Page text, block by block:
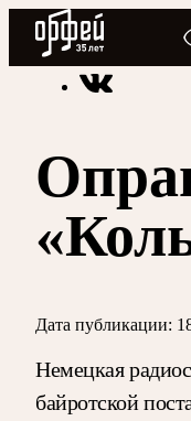
Радио Орфей
Радио
Дата публикации:
Немецкая
байротской